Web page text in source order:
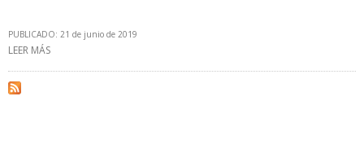
PUBLICADO: 21 de junio de 2019
LEER MÁS